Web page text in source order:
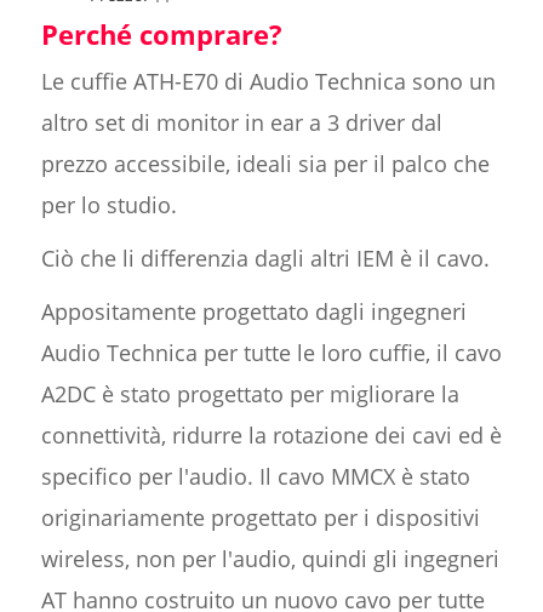
Perché comprare?
Le cuffie ATH-E70 di Audio Technica sono un
altro set di monitor in ear a 3 driver dal
prezzo accessibile, ideali sia per il palco che
per lo studio.
Ciò che li differenzia dagli altri IEM è il cavo.
Appositamente progettato dagli ingegneri
Audio Technica per tutte le loro cuffie, il cavo
A2DC è stato progettato per migliorare la
connettività, ridurre la rotazione dei cavi ed è
specifico per l'audio. Il cavo MMCX è stato
originariamente progettato per i dispositivi
wireless, non per l'audio, quindi gli ingegneri
AT hanno costruito un nuovo cavo per tutte